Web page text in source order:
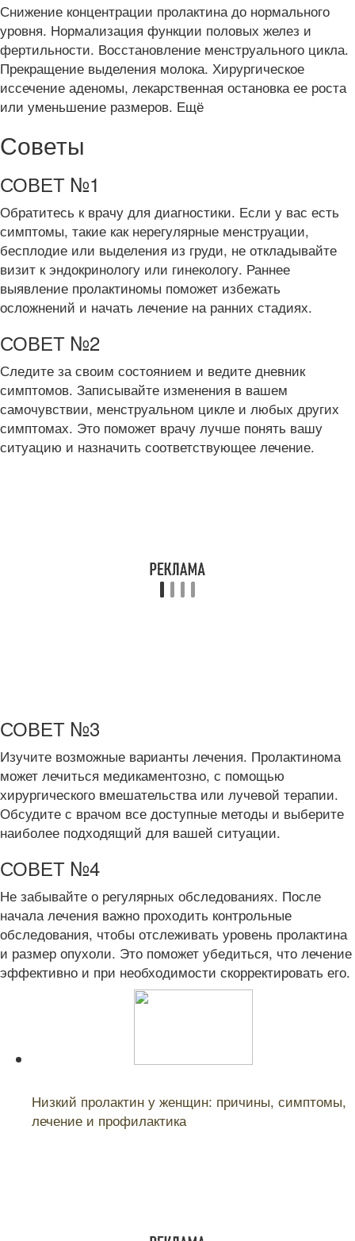
Снижение концентрации пролактина до нормального
уровня. Нормализация функции половых желез и
фертильности. Восстановление менструального цикла.
Прекращение выделения молока. Хирургическое
иссечение аденомы, лекарственная остановка ее роста
или уменьшение размеров. Ещё
Советы
СОВЕТ №1
Обратитесь к врачу для диагностики. Если у вас есть
симптомы, такие как нерегулярные менструации,
бесплодие или выделения из груди, не откладывайте
визит к эндокринологу или гинекологу. Раннее
выявление пролактиномы поможет избежать
осложнений и начать лечение на ранних стадиях.
СОВЕТ №2
Следите за своим состоянием и ведите дневник
симптомов. Записывайте изменения в вашем
самочувствии, менструальном цикле и любых других
симптомах. Это поможет врачу лучше понять вашу
ситуацию и назначить соответствующее лечение.
СОВЕТ №3
Изучите возможные варианты лечения. Пролактинома
может лечиться медикаментозно, с помощью
хирургического вмешательства или лучевой терапии.
Обсудите с врачом все доступные методы и выберите
наиболее подходящий для вашей ситуации.
СОВЕТ №4
Не забывайте о регулярных обследованиях. После
начала лечения важно проходить контрольные
обследования, чтобы отслеживать уровень пролактина
и размер опухоли. Это поможет убедиться, что лечение
эффективно и при необходимости скорректировать его.
Низкий пролактин у женщин: причины, симптомы,
лечение и профилактика